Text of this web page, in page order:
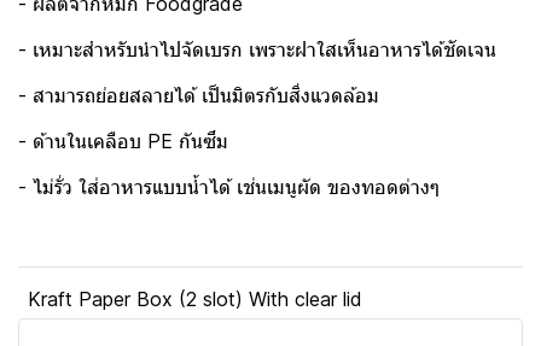
- เหมาะสำหรับนำไปจัดเบรก เพราะฝาใสเห็นอาหารได้ชัดเจน
- สามารถย่อยสลายได้ เป็นมิตรกับสิ่งแวดล้อม
- ด้านในเคลือบ PE กันซึม
- ไม่รั่ว ใส่อาหารแบบน้ำได้ เช่นเมนูผัด ของทอดต่างๆ
Kraft Paper Box (2 slot) With clear lid